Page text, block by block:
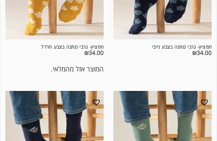
חמציץ- גרבי כותנה בצבע נייבי
₪34.00
חמציץ- גרבי כותנה בצבע חרדל
₪34.00
המוצר אזל מהמלאי.